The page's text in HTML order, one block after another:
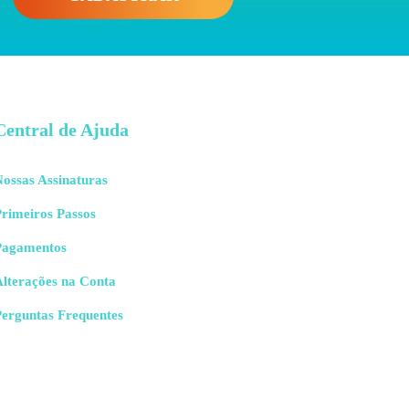
de Ajuda
Assinaturas
Passos
na Conta
Frequentes